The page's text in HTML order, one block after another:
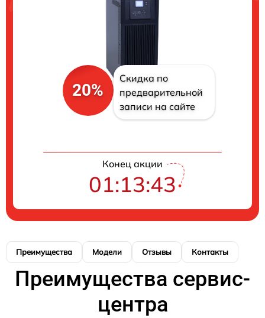
20%
Скидка по
предварительной
записи на сайте
Конец акции
01:13:43
Преимущества Модели Отзывы Контакты
Преимущества сервис-
центра